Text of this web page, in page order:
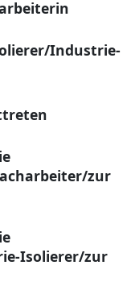
Industrie-
zur
Isolierer/zur